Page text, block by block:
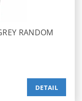
RANDOM
DETAIL